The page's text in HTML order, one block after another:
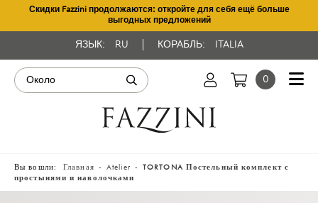
Скидки Fazzini продолжаются: откройте для себя ещё больше
выгодных предложений
ЯЗЫК: RU КОРАБЛЬ: ITALIA
0
Вы вошли: Главная Atelier
TORTONA Постельный комплект с
простынями и наволочками